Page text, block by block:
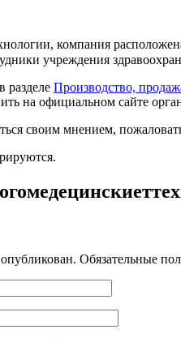
компания
учреждения
разделе Производство,
на официальном сайте
своим мнением,
Обязательные